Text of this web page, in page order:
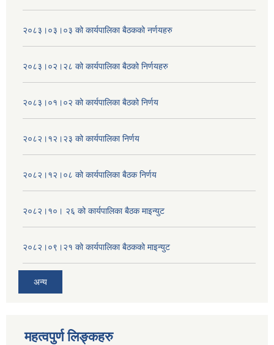
२०८३।०३।०३ को कार्यपालिका बैठकको नर्णयहरु
२०८३।०२।२८ को कार्यपालिका बैठको निर्णयहरु
२०८३।०१।०२ को कार्यपालिका बैठको निर्णय
२०८२।१२।२३ को कार्यपालिका निर्णय
२०८२।१२।०८ को कार्यपालिका बैठक निर्णय
२०८२।१०। २६ को कार्यपालिका बैठक माइन्युट
२०८२।०९।२१ को कार्यपालिका बैठकको माइन्युट
अन्य
महत्वपुर्ण लिङ्कहरु